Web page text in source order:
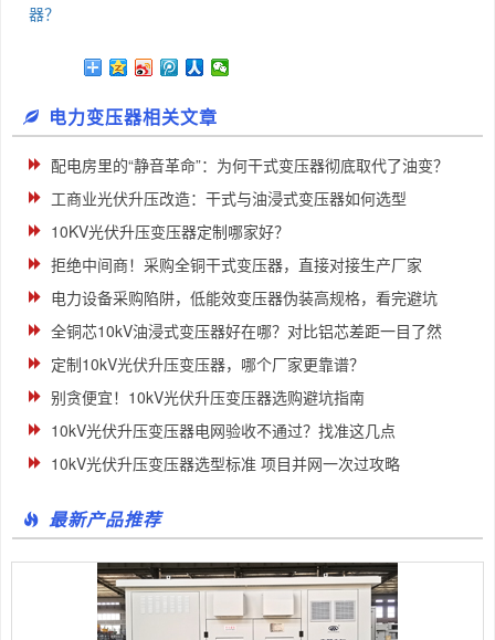
器？
电力变压器相关文章
配电房里的“静音革命”：为何干式变压器彻底取代了油变？
工商业光伏升压改造：干式与油浸式变压器如何选型
10KV光伏升压变压器定制哪家好？
拒绝中间商！采购全铜干式变压器，直接对接生产厂家
电力设备采购陷阱，低能效变压器伪装高规格，看完避坑
全铜芯10kV油浸式变压器好在哪？对比铝芯差距一目了然
定制10kV光伏升压变压器，哪个厂家更靠谱？
别贪便宜！10kV光伏升压变压器选购避坑指南
10kV光伏升压变压器电网验收不通过？找准这几点
10kV光伏升压变压器选型标准 项目并网一次过攻略
最新产品推荐